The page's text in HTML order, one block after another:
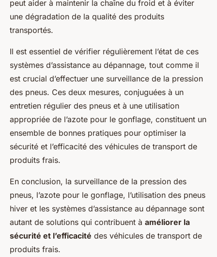
peut aider à maintenir la chaîne du froid et à éviter
une dégradation de la qualité des produits
transportés.
Il est essentiel de vérifier régulièrement l’état de ces
systèmes d’assistance au dépannage, tout comme il
est crucial d’effectuer une surveillance de la pression
des pneus. Ces deux mesures, conjuguées à un
entretien régulier des pneus et à une utilisation
appropriée de l’azote pour le gonflage, constituent un
ensemble de bonnes pratiques pour optimiser la
sécurité et l’efficacité des véhicules de transport de
produits frais.
En conclusion, la surveillance de la pression des
pneus, l’azote pour le gonflage, l’utilisation des pneus
hiver et les systèmes d’assistance au dépannage sont
autant de solutions qui contribuent à améliorer la
sécurité et l’efficacité des véhicules de transport de
produits frais.